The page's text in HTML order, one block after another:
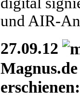
und AIR-
27.09.12
erschienen: